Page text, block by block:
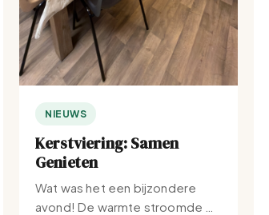
NIEUWS
Kerstviering: Samen
Genieten
Wat was het een bijzondere
avond! De warmte stroomde bij